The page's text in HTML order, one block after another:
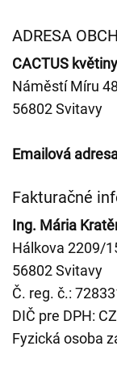
ADRESA
CACTUS
Náměstí Míru 48
56802 Svitavy
Emailová
Fakturačné
Ing. Mária
Hálkova 2209/
56802 Svitavy
Č. reg. č.:
DIČ pre DPH:
Fyzická osoba